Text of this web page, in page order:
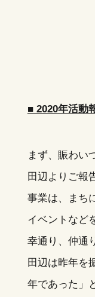
■ 2020年活動
まず、賑わい
田辺よりご報
事業は、まち
イベントなど
幸通り、仲通
田辺は昨年を
年であった」